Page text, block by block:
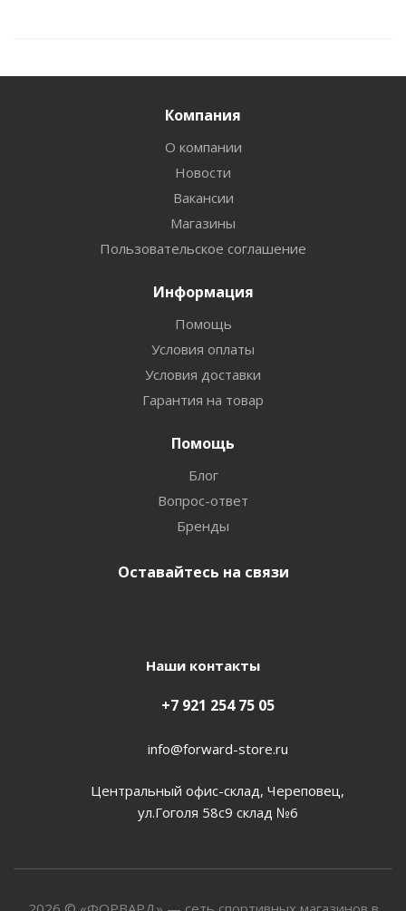
Компания
О компании
Новости
Вакансии
Магазины
Пользовательское соглашение
Информация
Помощь
Условия оплаты
Условия доставки
Гарантия на товар
Помощь
Блог
Вопрос-ответ
Бренды
Оставайтесь на связи
Наши контакты
+7 921 254 75 05
info@forward-store.ru
Центральный офис-склад, Череповец,
ул.Гоголя 58с9 склад №6